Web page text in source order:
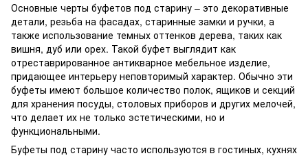
Основные черты буфетов под старину – это декоративные
детали, резьба на фасадах, старинные замки и ручки, а
также использование темных оттенков дерева, таких как
вишня, дуб или орех. Такой буфет выглядит как
отреставрированное антикварное мебельное изделие,
придающее интерьеру неповторимый характер. Обычно эти
буфеты имеют большое количество полок, ящиков и секций
для хранения посуды, столовых приборов и других мелочей,
что делает их не только эстетическими, но и
функциональными.
Буфеты под старину часто используются в гостиных, кухнях